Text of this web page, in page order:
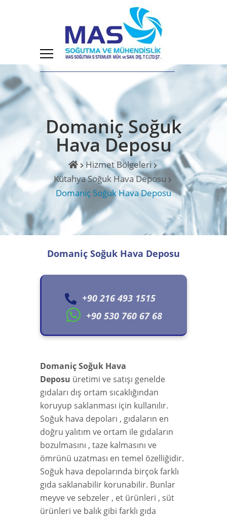
Domaniç Soğuk
Hava Deposu
Hizmet Bölgeleri
Kütahya Soğuk Hava Deposu
Domaniç Soğuk Hava Deposu
Domaniç Soğuk Hava Deposu
+90 216 493 1515
+90 530 760 67 68
Domaniç Soğuk Hava
Deposu üretimi ve satışı genelde
gıdaları dış ortam sıcaklığından
koruyup saklanması için kullanılır.
Soğuk hava depoları , gıdaların en
doğru yalıtım ve ortam ile gıdaların
bozulmasını , taze kalmasını ve
ömrünü uzatması en temel özelliğidir.
Soğuk hava depolarında birçok farklı
gıda saklanabilir korunabilir. Bunlar
meyve ve sebzeler , et ürünleri , süt
ürünleri ve balık gibi farklı gıda